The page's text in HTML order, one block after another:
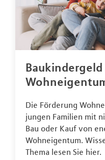
Baukindergeld
Die Förderung
jungen Familien mit
Bau oder Kauf von
Wohneigentum.
Thema lesen Sie hier.